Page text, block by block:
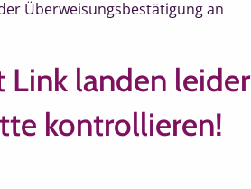
Überweisungsbestätigung an
landen leider
kontrollieren!